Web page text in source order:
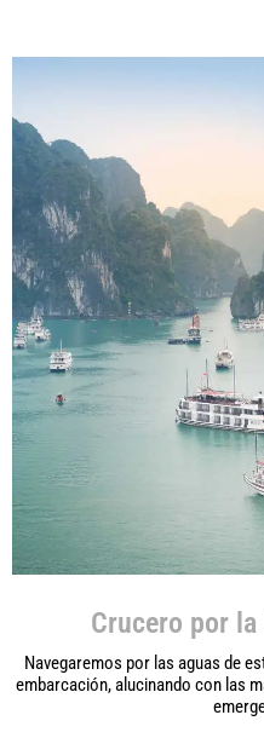
Crucero por
Navegaremos por las aguas de
embarcación, alucinando con las